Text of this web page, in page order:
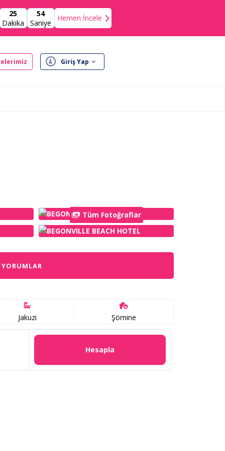
25
Dakika
53
Saniye
Hemen İncele
Giriş Yap
Tüm Fotoğraflar
YORUMLAR
Jakuzi Şömine
Hesapla